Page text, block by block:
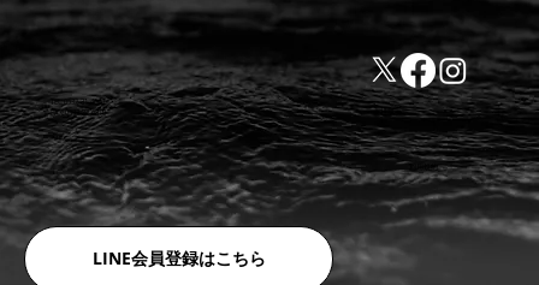
LINE会員登録はこちら
TEL:0532-31-4646
FAX:0532-32-6810
​会社概要
​利用規約